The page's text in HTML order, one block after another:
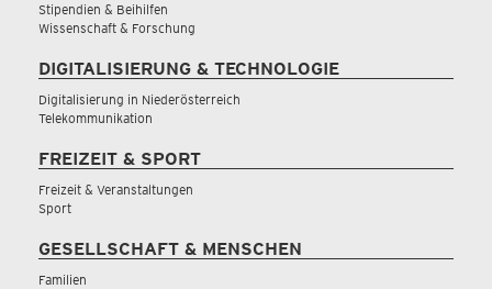
Stipendien & Beihilfen
Wissenschaft & Forschung
DIGITALISIERUNG & TECHNOLOGIE
Digitalisierung in Niederösterreich
Telekommunikation
FREIZEIT & SPORT
Freizeit & Veranstaltungen
Sport
GESELLSCHAFT & MENSCHEN
Familien